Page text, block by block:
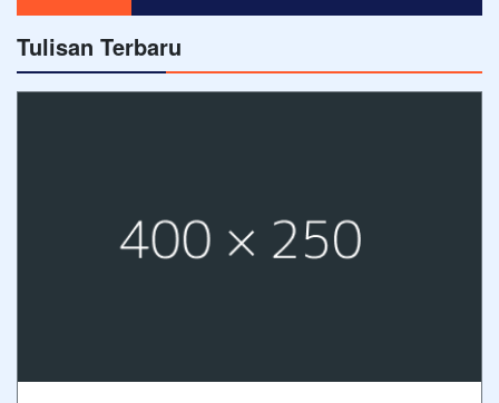
Tulisan Terbaru